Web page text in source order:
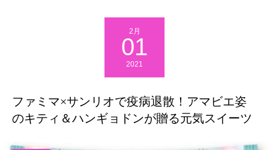
2月
01
2021
ファミマ×サンリオで疫病退散！アマビエ姿
のキティ＆ハンギョドンが贈る元気スイーツ